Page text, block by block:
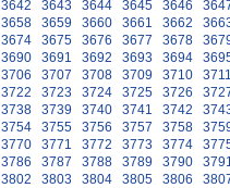
3642 3643 3644 3645 3646
3658 3659 3660 3661 3662
3674 3675 3676 3677 3678
3690 3691 3692 3693 3694
3706 3707 3708 3709 3710
3722 3723 3724 3725 3726
3738 3739 3740 3741 3742
3754 3755 3756 3757 3758
3770 3771 3772 3773 3774
3786 3787 3788 3789 3790
3802 3803 3804 3805 3806